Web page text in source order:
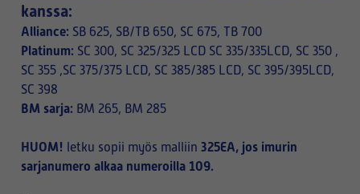
kanssa:
Alliance: SB 625, SB/TB 650, SC 675, TB 700
Platinum: SC 300, SC 325/325 LCD SC 335/335LCD, SC 350 ,
SC 355 ,SC 375/375 LCD, SC 385/385 LCD, SC 395/395LCD,
SC 398
BM sarja: BM 265, BM 285
HUOM! letku sopii myös malliin 325EA, jos imurin
sarjanumero alkaa numeroilla 109.